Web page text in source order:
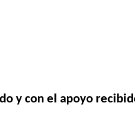
y con el apoyo